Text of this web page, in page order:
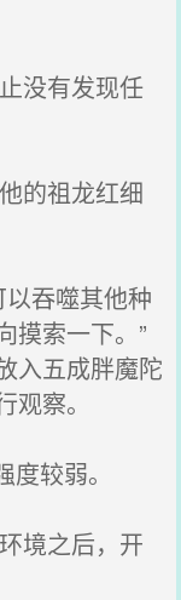
没有发现任
的祖龙红细
吞噬其他种
摸索一下。”
入五成胖魔陀
察。
较弱。
境之后，开